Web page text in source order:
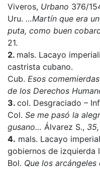
Viveros, Urbano 376/
Uru. …Martín que era
puta, como buen
21.
2. mals. Lacayo
castrista cubano.
Cub. Esos
de los Derechos
3. col. Desgraciado –
Col. Se me pasó la
gusano… Álvarez S., 35,
4. mals. Lacayo
gobiernos de izquierda
Bol. Que los